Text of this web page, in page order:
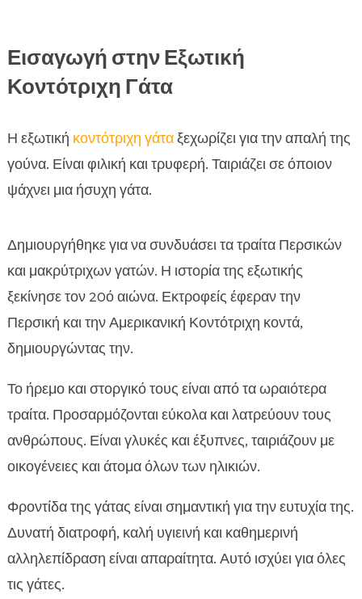
Εισαγωγή στην Εξωτική
Κοντότριχη Γάτα
Η εξωτική κοντότριχη γάταξεχωρίζει για την απαλή της
γούνα. Είναι φιλική και τρυφερή. Ταιριάζει σε όποιον
ψάχνει μια ήσυχη γάτα.
Δημιουργήθηκε για να συνδυάσει τα τραίτα Περσικών
και μακρύτριχων γατών. Η ιστορία της εξωτικής
ξεκίνησε τον 20ό αιώνα. Εκτροφείς έφεραν την
Περσική και την Αμερικανική Κοντότριχη κοντά,
δημιουργώντας την.
Το ήρεμο και στοργικό τους είναι από τα ωραιότερα
τραίτα. Προσαρμόζονται εύκολα και λατρεύουν τους
ανθρώπους. Είναι γλυκές και έξυπνες, ταιριάζουν με
οικογένειες και άτομα όλων των ηλικιών.
Φροντίδα της γάτας είναι σημαντική για την ευτυχία της.
Δυνατή διατροφή, καλή υγιεινή και καθημερινή
αλληλεπίδραση είναι απαραίτητα. Αυτό ισχύει για όλες
τις γάτες.